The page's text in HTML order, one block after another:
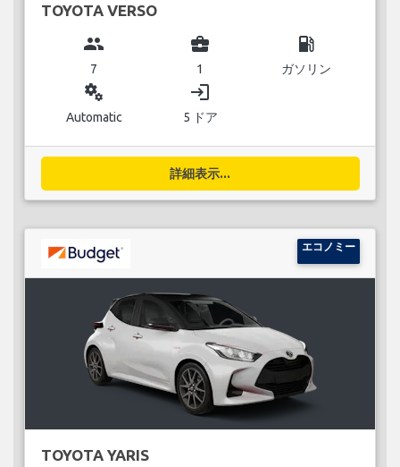
TOYOTA VERSO
group
7
business_center
1
local_gas_station
ガソリン
miscellaneous_services
Automatic
login
5 ドア
詳細表示...
エコノミー
TOYOTA YARIS